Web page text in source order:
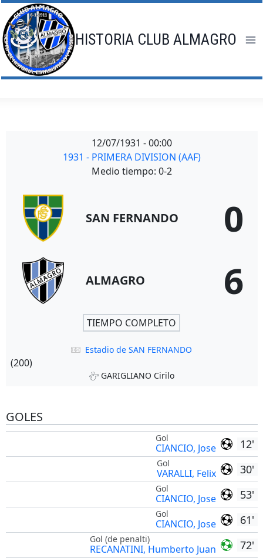
Saltar
al
contenido
HISTORIA CLUB ALMAGRO
12/07/1931 - 00:00
1931 - PRIMERA DIVISION (AAF)
Medio tiempo: 0-2
SAN FERNANDO 0
ALMAGRO 6
TIEMPO COMPLETO
Estadio de SAN FERNANDO
(200)
GARIGLIANO Cirilo
GOLES
12'
Gol
CIANCIO, Jose
30'
Gol
VARALLI, Felix
53'
Gol
CIANCIO, Jose
61'
Gol
CIANCIO, Jose
72'
Gol (de penalti)
RECANATINI, Humberto Juan